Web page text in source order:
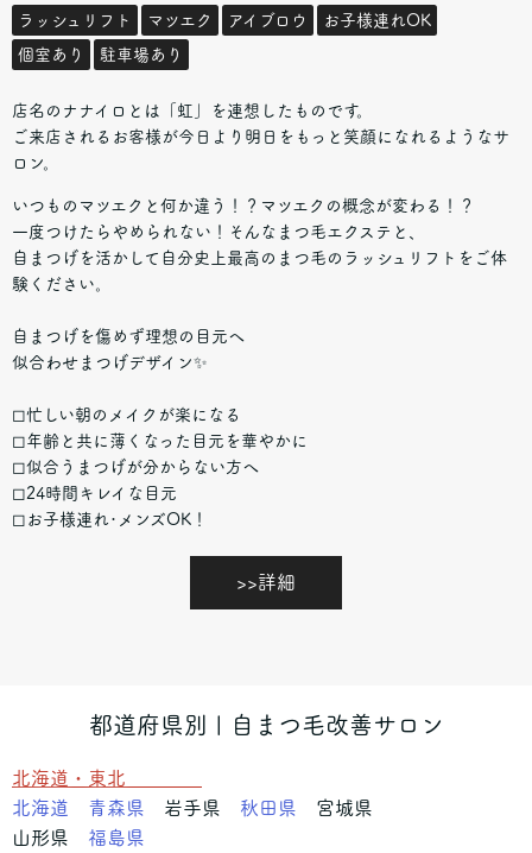
ラッシュリフト マツエク アイブロウ お子様連れOK
個室あり 駐車場あり
店名のナナイロとは「虹」を連想したものです。
ご来店されるお客様が今日より明日をもっと笑顔になれるようなサ
ロン。
いつものマツエクと何か違う！？マツエクの概念が変わる！？
一度つけたらやめられない！そんなまつ毛エクステと、
自まつげを活かして自分史上最高のまつ毛のラッシュリフトをご体
験ください。
自まつげを傷めず理想の目元へ
似合わせまつげデザイン✨
◻︎忙しい朝のメイクが楽になる
◻︎年齢と共に薄くなった目元を華やかに
◻︎似合うまつげが分からない方へ
◻︎24時間キレイな目元
◻︎お子様連れ･メンズOK！
>>詳細
都道府県別 | 自まつ毛改善サロン
北海道・東北
北海道
青森県 岩手県 秋田県 宮城県
山形県 福島県